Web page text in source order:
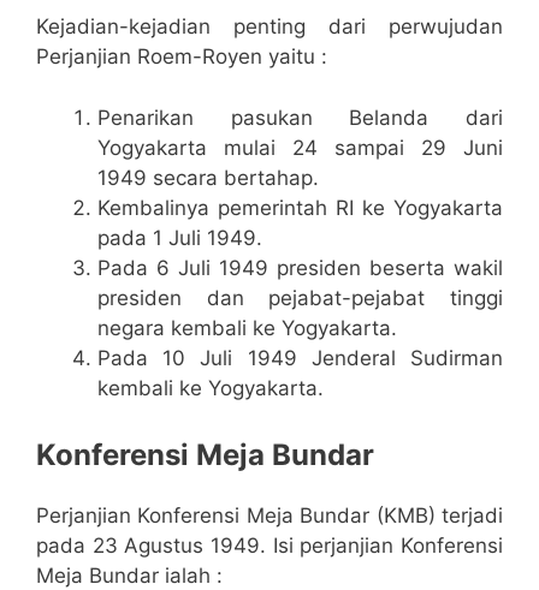
Kejadian-kejadian penting dari perwujudan
Perjanjian Roem-Royen yaitu :
Penarikan pasukan Belanda dari
Yogyakarta mulai 24 sampai 29 Juni
1949 secara bertahap.
Kembalinya pemerintah RI ke Yogyakarta
pada 1 Juli 1949.
Pada 6 Juli 1949 presiden beserta wakil
presiden dan pejabat-pejabat tinggi
negara kembali ke Yogyakarta.
Pada 10 Juli 1949 Jenderal Sudirman
kembali ke Yogyakarta.
Konferensi Meja Bundar
Perjanjian Konferensi Meja Bundar (KMB) terjadi
pada 23 Agustus 1949. Isi perjanjian Konferensi
Meja Bundar ialah :